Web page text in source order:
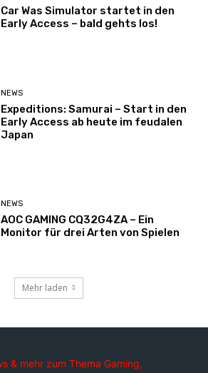
Car Was Simulator startet in den
Early Access – bald gehts los!
NEWS
Expeditions: Samurai – Start in den
Early Access ab heute im feudalen
Japan
NEWS
AOC GAMING CQ32G4ZA – Ein
Monitor für drei Arten von Spielen
Mehr laden